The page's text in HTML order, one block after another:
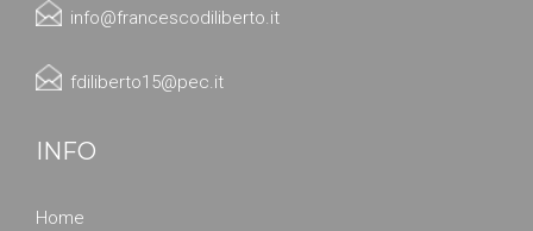
info@francescodiliberto.it
fdiliberto15@pec.it
INFO
Home